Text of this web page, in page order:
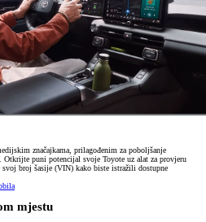
značajkama, prilagođenim za poboljšanje
Otkrijte puni potencijal svoje Toyote uz alat za provjeru
svoj broj šasije (VIN) kako biste istražili dostupne
mjestu
maksimalno iskoristite svoju multimediju. Pregledajte
korak, pogledajte naše video upute i izravno se obratite
podršku.
stručnjaka, naši vodiči korak po korak čine sve
ili povezati svoju aplikaciju MyToyota, pomoć je na dohvat